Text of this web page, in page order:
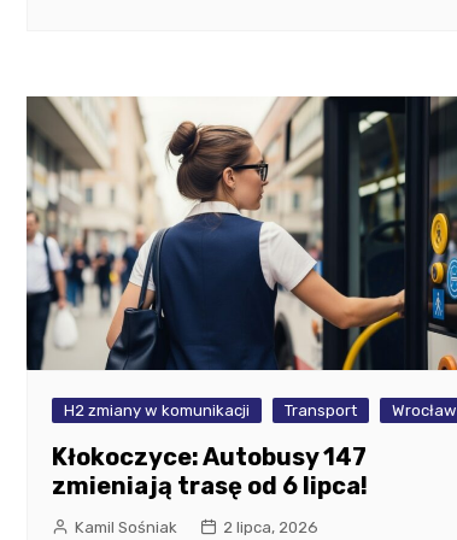
H2 zmiany w komunikacji Transport Wrocław
Kłokoczyce: Autobusy 147
zmieniają trasę od 6 lipca!
Kamil Sośniak 2 lipca, 2026